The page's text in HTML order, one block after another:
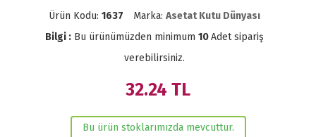
Ürün Kodu: 1637 Marka: Asetat Kutu Dünyası
Bilgi : Bu ürünümüzden minimum 10Adet sipariş
verebilirsiniz.
32.24 TL
Bu ürün stoklarımızda mevcuttur.